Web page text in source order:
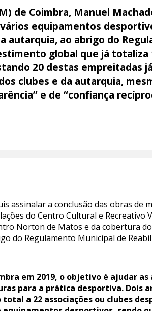
de Coimbra, Manuel
equipamentos
autarquia, ao abrigo do
global que já totaliza
20 destas empreitadas
clubes e da autarquia,
e de “confiança
assinalar a conclusão das obras
do Centro Cultural e Recreativo
Norton de Matos e da cobertura
do Regulamento Municipal de
em 2019, o objetivo é ajudar as
para a prática desportiva. Dois
a 22 associações ou clubes